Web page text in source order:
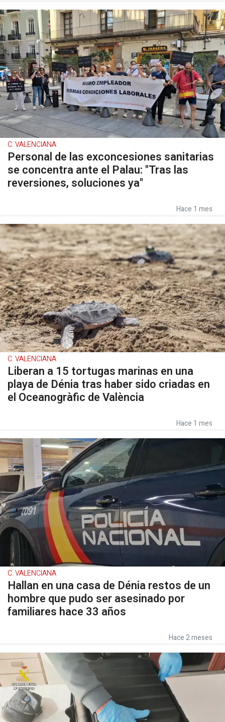
C. VALENCIANA
Personal de las exconcesiones sanitarias
se concentra ante el Palau: "Tras las
reversiones, soluciones ya"
Hace 1 mes
C. VALENCIANA
Liberan a 15 tortugas marinas en una
playa de Dénia tras haber sido criadas en
el Oceanogràfic de València
Hace 1 mes
C. VALENCIANA
Hallan en una casa de Dénia restos de un
hombre que pudo ser asesinado por
familiares hace 33 años
Hace 2 meses